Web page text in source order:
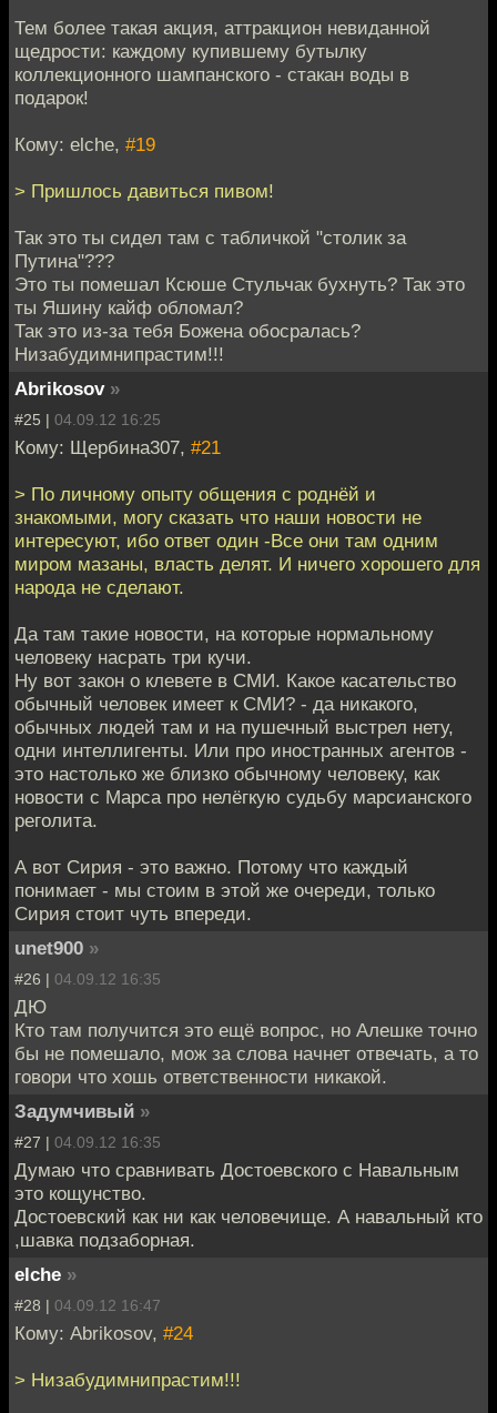
Тем более такая акция, аттракцион невиданной
щедрости: каждому купившему бутылку
коллекционного шампанского - стакан воды в
подарок!
Кому: elche, #19
> Пришлось давиться пивом!
Так это ты сидел там с табличкой "столик за
Путина"???
Это ты помешал Ксюше Стульчак бухнуть? Так это
ты Яшину кайф обломал?
Так это из-за тебя Божена обосралась?
Низабудимнипрастим!!!
Abrikosov »
#25 | 04.09.12 16:25
Кому: Щербина307, #21
> По личному опыту общения с роднёй и
знакомыми, могу сказать что наши новости не
интересуют, ибо ответ один -Все они там одним
миром мазаны, власть делят. И ничего хорошего для
народа не сделают.
Да там такие новости, на которые нормальному
человеку насрать три кучи.
Ну вот закон о клевете в СМИ. Какое касательство
обычный человек имеет к СМИ? - да никакого,
обычных людей там и на пушечный выстрел нету,
одни интеллигенты. Или про иностранных агентов -
это настолько же близко обычному человеку, как
новости с Марса про нелёгкую судьбу марсианского
реголита.
А вот Сирия - это важно. Потому что каждый
понимает - мы стоим в этой же очереди, только
Сирия стоит чуть впереди.
unet900 »
#26 | 04.09.12 16:35
ДЮ
Кто там получится это ещё вопрос, но Алешке точно
бы не помешало, мож за слова начнет отвечать, а то
говори что хошь ответственности никакой.
Задумчивый »
#27 | 04.09.12 16:35
Думаю что сравнивать Достоевского с Навальным
это кощунство.
Достоевский как ни как человечище. А навальный кто
,шавка подзаборная.
elche »
#28 | 04.09.12 16:47
Кому: Abrikosov, #24
> Низабудимнипрастим!!!